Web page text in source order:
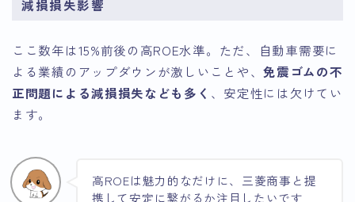
減損損失影響
ここ数年は15%前後の高ROE水準。ただ、自動車需要に
よる業績のアップダウンが激しいことや、免震ゴムの不
正問題による減損損失なども多く 、安定性には欠けてい
ます。
高ROEは魅力的なだけに、三菱商事と提
携して安定に繋がるか注目したいです